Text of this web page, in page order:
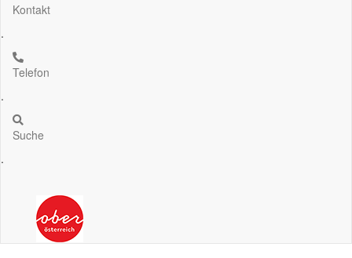
Kontakt
.
Telefon
.
Suche
.